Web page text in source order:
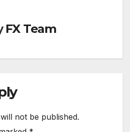
FX Team
not be published.